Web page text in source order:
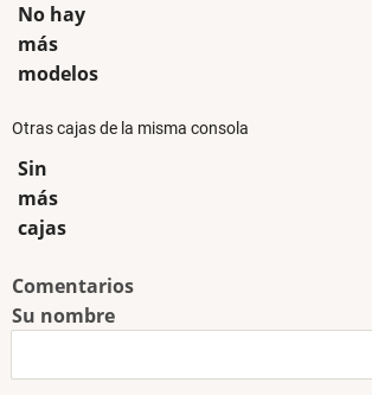
No hay
más
modelos
Otras cajas de la misma consola
Sin
más
cajas
Comentarios
Su nombre